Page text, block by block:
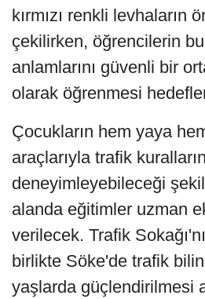
kırmızı renkli levhaların
çekilirken, öğrencilerin
anlamlarını güvenli bir
olarak öğrenmesi
Çocukların hem yaya
araçlarıyla trafik
deneyimleyebileceği
alanda eğitimler uzman
verilecek. Trafik
birlikte Söke'de trafik
yaşlarda güçlendirilmesi